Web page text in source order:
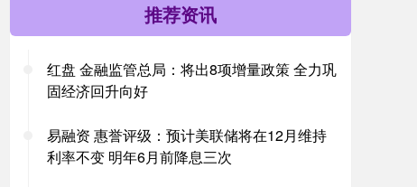
推荐资讯
红盘 金融监管总局：将出8项增量政策 全力巩
固经济回升向好
易融资 惠誉评级：预计美联储将在12月维持
利率不变 明年6月前降息三次